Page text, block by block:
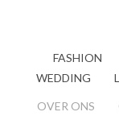
FASHION
WEDDING
OVER ONS